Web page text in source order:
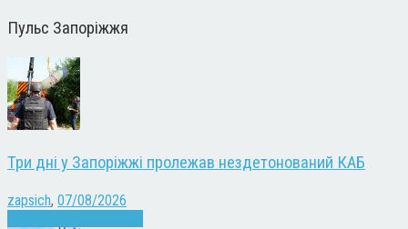
Пульс Запоріжжя
Три дні у Запоріжжі пролежав нездетонований КАБ
zapsich, 07/08/2026